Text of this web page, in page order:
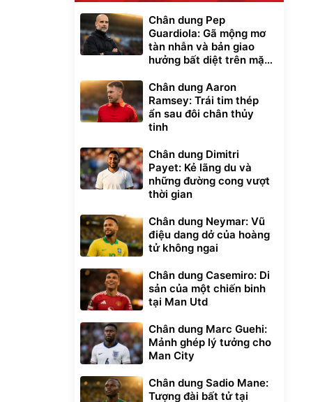
Chân dung Pep
Guardiola: Gã mộng mơ
tàn nhẫn và bản giao
hưởng bất diệt trên mặt
Chân dung Aaron
Ramsey: Trái tim thép
ẩn sau đôi chân thủy
tinh
Chân dung Dimitri
Payet: Kẻ lãng du và
những đường cong vượt
thời gian
Chân dung Neymar: Vũ
điệu dang dở của hoàng
tử không ngai
Chân dung Casemiro: Di
sản của một chiến binh
tại Man Utd
Chân dung Marc Guehi:
Mảnh ghép lý tưởng cho
Man City
Chân dung Sadio Mane:
Tượng đài bất tử tại